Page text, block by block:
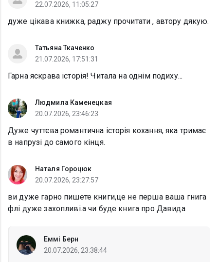
22.07.2026, 11:05:27
дуже цікава книжка, раджу прочитати , автору дякую.
Татьяна Ткаченко
21.07.2026, 17:51:31
Гарна яскрава історія! Читала на однім подиху...
Людмила Каменецкая
20.07.2026, 23:46:23
Дуже чуттєва романтична історія кохання, яка тримає
в напрузі до самого кінця.
Наталя Гороцюк
20.07.2026, 23:27:57
ви дуже гарно пишете книги,це не перша ваша гнига
флі дуже захопливі.а чи буде книга про Давида
Еммі Берн
20.07.2026, 23:38:44